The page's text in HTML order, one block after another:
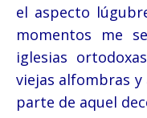
el aspecto
momentos me
iglesias
viejas alfombras
parte de aquel